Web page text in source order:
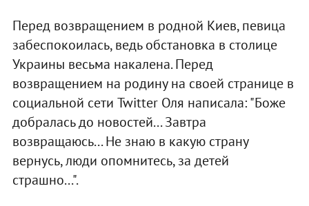
Перед возвращением в родной Киев, певица
забеспокоилась, ведь обстановка в столице
Украины весьма накалена. Перед
возвращением на родину на своей странице в
социальной сети Twitter Оля написала: "Боже
добралась до новостей... Завтра
возвращаюсь... Не знаю в какую страну
вернусь, люди опомнитесь, за детей
страшно...".